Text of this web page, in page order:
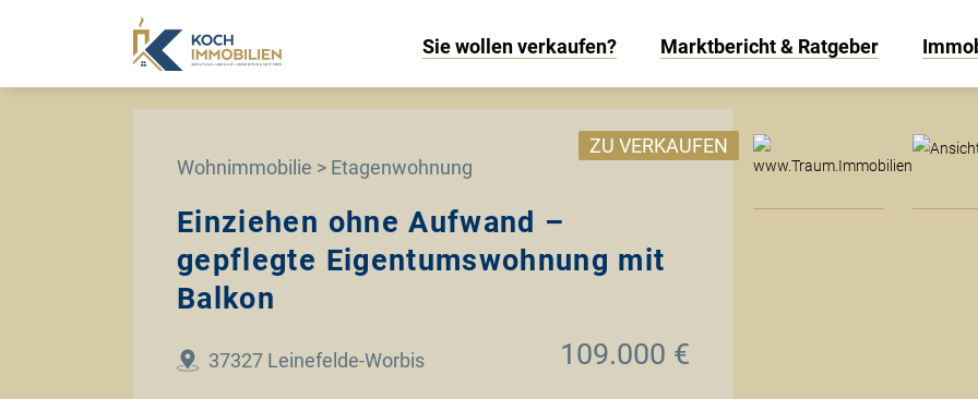
Sie wollen verkaufen? Marktbericht & Ratgeber
Wohnimmobilie > Etagenwohnung
ZU VERKAUFEN
Einziehen ohne Aufwand –
gepflegte Eigentumswohnung mit
Balkon
37327 Leinefelde-Worbis 109.000 €